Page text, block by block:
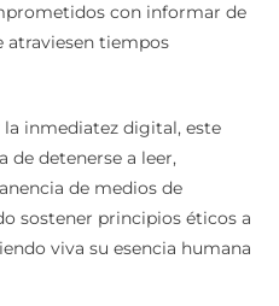
con informar de
atraviesen tiempos
inmediatez digital, este
de detenerse a leer,
de medios de
sostener principios éticos a
viva su esencia humana